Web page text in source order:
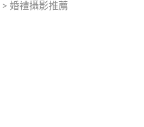
> 婚禮攝影推薦